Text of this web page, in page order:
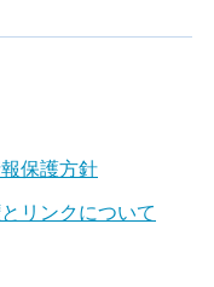
保護方針
リンクについて